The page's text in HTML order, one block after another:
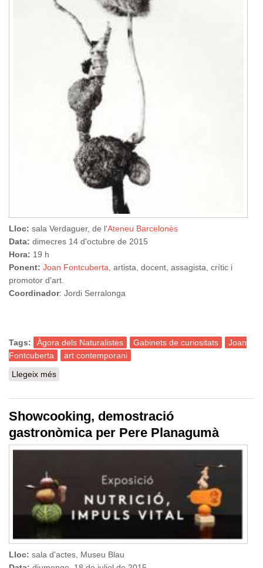
Lloc: sala Verdaguer, de l'Ateneu Barcelonès
Data: dimecres 14 d'octubre de 2015
Hora: 19 h
Ponent: Joan Fontcuberta , artista, docent, assagista, crític i
promotor d'art.
Coordinador: Jordi Serralonga
Tags: Àgora dels Naturalistes Gabinets de curiositats
Joan
Fontcuberta
art contemporani
Llegeix més
Showcooking, demostració
gastronòmica per Pere Planagumà
Lloc: sala d'actes, Museu Blau